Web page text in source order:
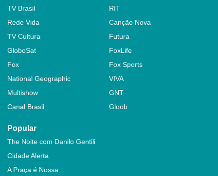
TV Brasil
RIT
Rede Vida
Canção Nova
TV Cultura
Futura
GloboSat
FoxLife
Fox
Fox Sports
National Geographic
VIVA
Multishow
GNT
Canal Brasil
Gloob
Popular
The Noite com Danilo Gentili
Cidade Alerta
A Praça é Nossa